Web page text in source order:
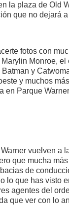
la plaza de Old
que no dejará
fotos con
Monroe, el
y
y muchos
en Parque
vuelven a
que mucha
de
lo que has visto
agentes del
que ver con lo